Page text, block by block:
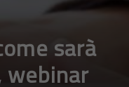
sarà
webinar